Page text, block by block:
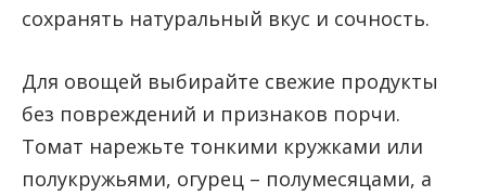
сохранять натуральный вкус и сочность.
Для овощей выбирайте свежие продукты
без повреждений и признаков порчи.
Томат нарежьте тонкими кружками или
полукружьями, огурец – полумесяцами, а